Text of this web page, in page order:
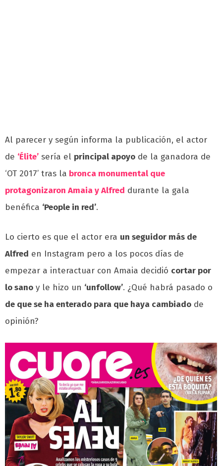
Al parecer y según informa la publicación, el actor
de ‘Élite’ sería el principal apoyo de la ganadora de
‘OT 2017’ tras la bronca monumental que
protagonizaron Amaia y Alfred durante la gala
benéfica ‘People in red’.
Lo cierto es que el actor era un seguidor más de
Alfred en Instagram pero a los pocos días de
empezar a interactuar con Amaia decidió cortar por
lo sano y le hizo un ‘unfollow’. ¿Qué habrá pasado o
de que se ha enterado para que haya cambiado de
opinión?